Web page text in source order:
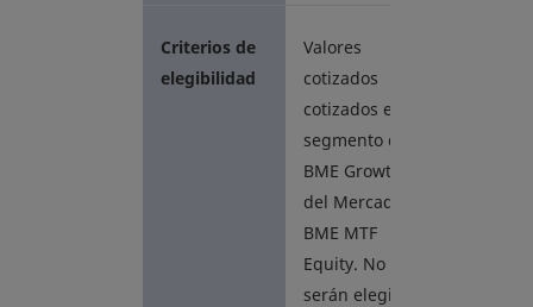
Criterios de
elegibilidad
Valores
cotizados
cotizados en el
segmento de
BME Growth
del Mercado
BME MTF
Equity. No
serán elegibles